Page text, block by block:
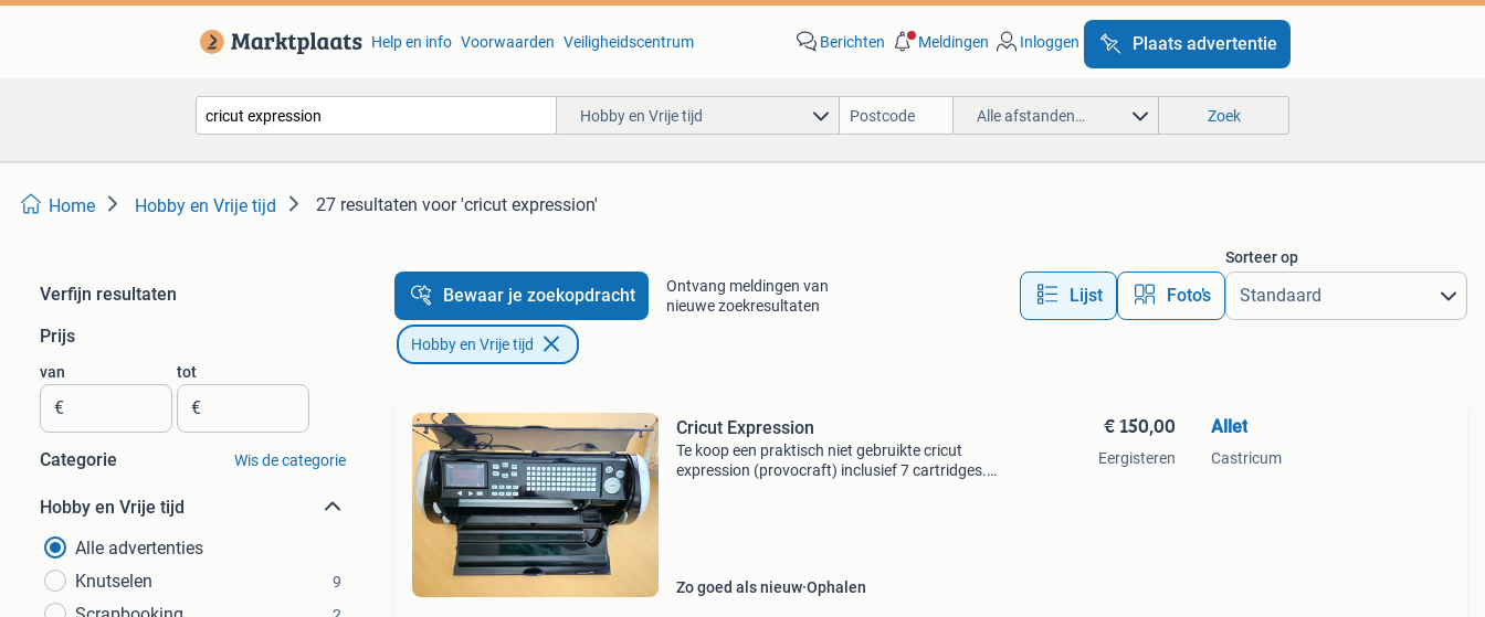
Help en info Voorwaarden Veiligheidscentrum Berichten Meldingen Inloggen Plaats advertentie
Hobby en Vrije tijd Alle afstanden… Zoek
Home Hobby en Vrije tijd 27 resultaten voor 'cricut expression'
Verfijn resultaten
Prijs
van
€
tot
€
Categorie Wis de categorie
Hobby en Vrije tijd
Alle advertenties
Knutselen
9
Bewaar je zoekopdracht
Ontvang meldingen van
nieuwe zoekresultaten
Lijst Foto’s
Sorteer op
Hobby en Vrije tijd
Cricut Expression
Te koop een praktisch niet gebruikte cricut
expression (provocraft) inclusief 7 cartridges.
Zo goed als nieuw Ophalen
€ 150,00
Eergisteren
Allet
Castricum